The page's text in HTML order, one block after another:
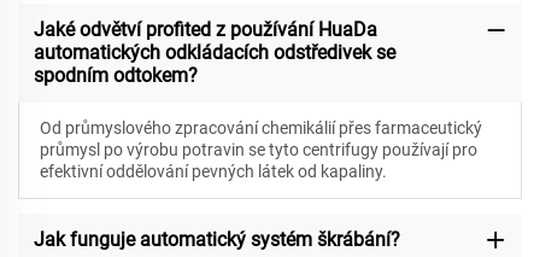
Jaké odvětví profited z používání HuaDa
automatických odkládacích odstředivek se
spodním odtokem?
Od průmyslového zpracování chemikálií přes farmaceutický
průmysl po výrobu potravin se tyto centrifugy používají pro
efektivní oddělování pevných látek od kapaliny.
Jak funguje automatický systém škrábání?